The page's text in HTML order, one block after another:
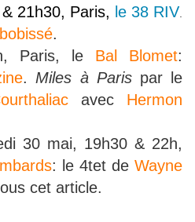
21h30, Paris, le 38 RIV
.
Paris, le Bal Blomet:
. Miles à Parispar le
avec Hermon
30 mai, 19h30 & 22h,
: le 4tet de Wayne
cet article.